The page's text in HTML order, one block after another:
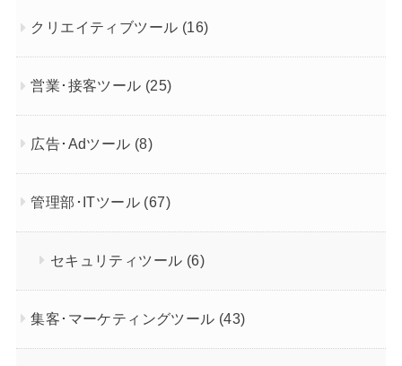
クリエイティブツール (16)
営業･接客ツール (25)
広告･Adツール (8)
管理部･ITツール (67)
セキュリティツール (6)
集客･マーケティングツール (43)